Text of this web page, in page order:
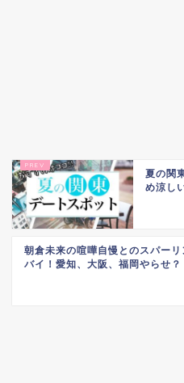
夏の関
め涼し
朝倉未来の喧嘩自慢とのスパーリ
バイ！愛知、大阪、福岡やらせ？